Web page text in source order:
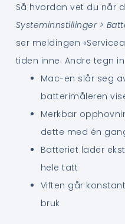
Så hvordan vet du når
Systeminnstillinger >
ser meldingen
tiden inne. Andre tegn
Mac-en slår seg
batterimåleren
Merkbar
dette med én
Batteriet lader
hele tatt
Viften går
bruk